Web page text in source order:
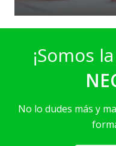
¡Somos
No lo dudes más y